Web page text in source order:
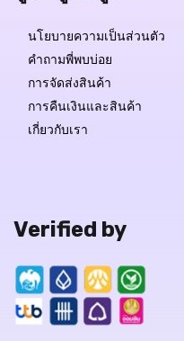
นโยบายความเป็นส่วนตัว
คำถามพี่พบบ่อย
การจัดส่งสินค้า
การคืนเงินและสินค้า
เกี่ยวกับเรา
Verified by